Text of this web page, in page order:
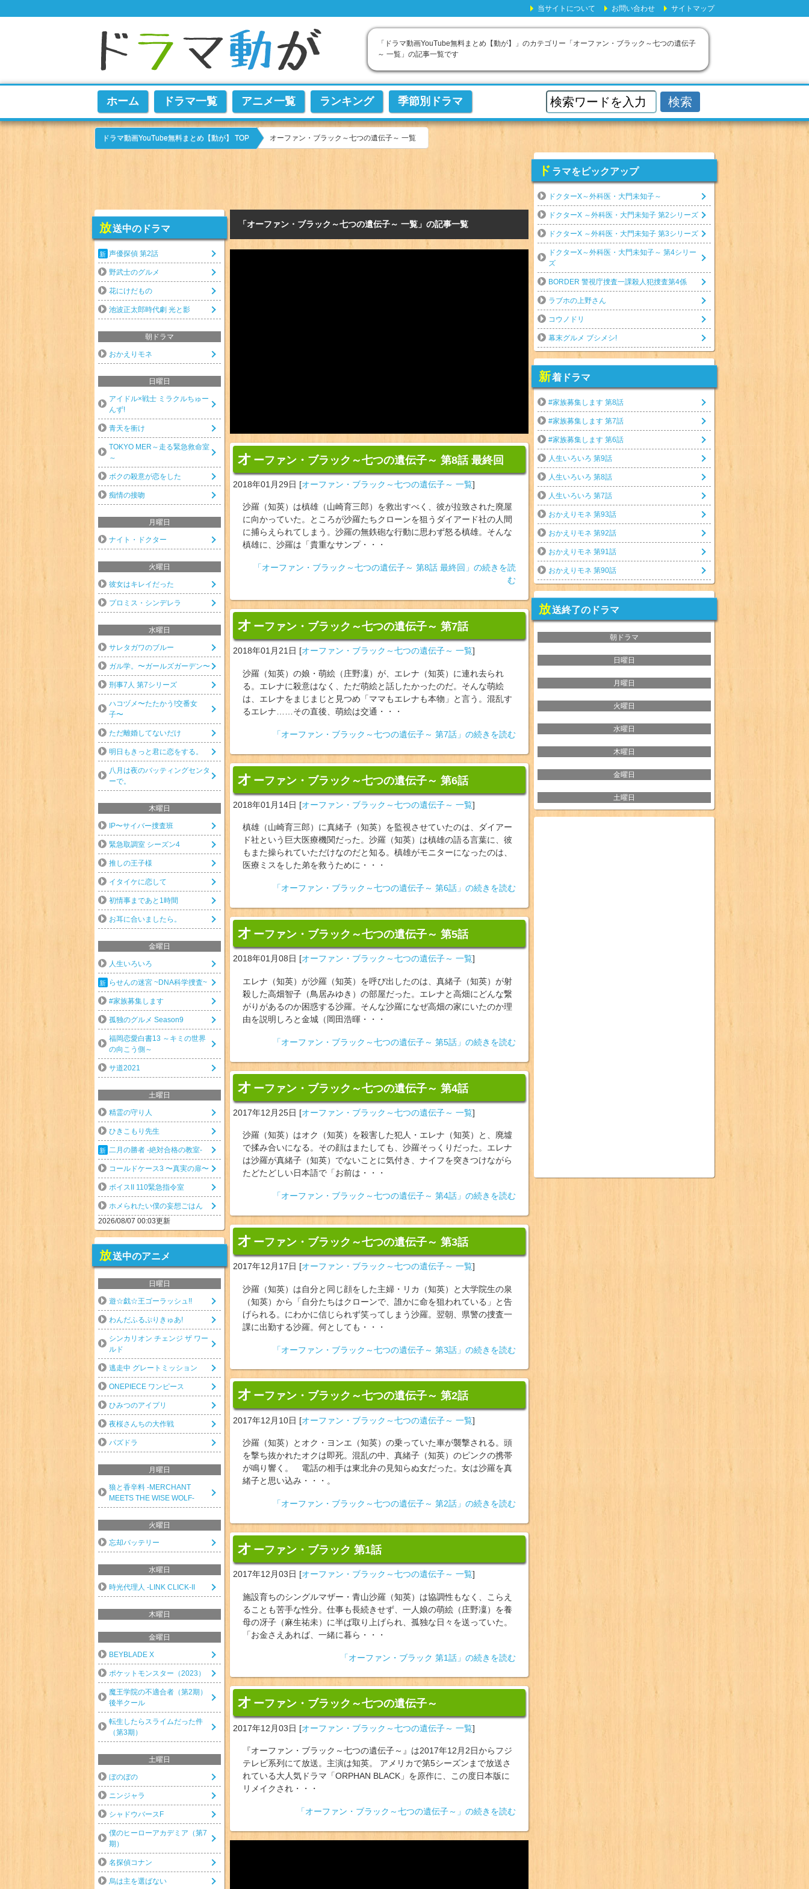
「ドラマ動画YouTube無料まとめ【動が】」のカテゴリー「オーファン・ブラック～七つの遺伝子
～ 一覧」の記事一覧です
ホーム ドラマ一覧 アニメ一覧 ランキング 季節別ドラマ
ドラマ動画YouTube無料まとめ【動が】 TOP オーファン・ブラック～七つの遺伝子～ 一覧
「オーファン・ブラック～七つの遺伝子～ 一覧」の記事一覧
オ ーファン・ブラック～七つの遺伝子～ 第8話 最終回
2018年01月29日 [オーファン・ブラック～七つの遺伝子～ 一覧]
沙羅（知英）は槙雄（山崎育三郎）を救出すべく、彼が拉致された廃屋
に向かっていた。ところが沙羅たちクローンを狙うダイアード社の人間
に捕らえられてしまう。沙羅の無鉄砲な行動に思わず怒る槙雄。そんな
槙雄に、沙羅は「貴重なサンプ・・・
「オーファン・ブラック～七つの遺伝子～ 第8話 最終回」の続きを読
む
オ ーファン・ブラック～七つの遺伝子～ 第7話
2018年01月21日 [オーファン・ブラック～七つの遺伝子～ 一覧]
沙羅（知英）の娘・萌絵（庄野凜）が、エレナ（知英）に連れ去られ
る。エレナに殺意はなく、ただ萌絵と話したかったのだ。そんな萌絵
は、エレナをまじまじと見つめ「ママもエレナも本物」と言う。混乱す
るエレナ……その直後、萌絵は交通・・・
「オーファン・ブラック～七つの遺伝子～ 第7話」の続きを読む
オ ーファン・ブラック～七つの遺伝子～ 第6話
2018年01月14日 [オーファン・ブラック～七つの遺伝子～ 一覧]
槙雄（山崎育三郎）に真緒子（知英）を監視させていたのは、ダイアー
ド社という巨大医療機関だった。沙羅（知英）は槙雄の語る言葉に、彼
もまた操られていただけなのだと知る。槙雄がモニターになったのは、
医療ミスをした弟を救うために・・・
「オーファン・ブラック～七つの遺伝子～ 第6話」の続きを読む
オ ーファン・ブラック～七つの遺伝子～ 第5話
2018年01月08日 [オーファン・ブラック～七つの遺伝子～ 一覧]
エレナ（知英）が沙羅（知英）を呼び出したのは、真緒子（知英）が射
殺した高畑智子（鳥居みゆき）の部屋だった。エレナと高畑にどんな繋
がりがあるのか困惑する沙羅。そんな沙羅になぜ高畑の家にいたのか理
由を説明しろと金城（岡田浩暉・・・
「オーファン・ブラック～七つの遺伝子～ 第5話」の続きを読む
オ ーファン・ブラック～七つの遺伝子～ 第4話
2017年12月25日 [オーファン・ブラック～七つの遺伝子～ 一覧]
沙羅（知英）はオク（知英）を殺害した犯人・エレナ（知英）と、廃墟
で揉み合いになる。その顔はまたしても、沙羅そっくりだった。エレナ
は沙羅が真緒子（知英）でないことに気付き、ナイフを突きつけながら
たどたどしい日本語で「お前は・・・
「オーファン・ブラック～七つの遺伝子～ 第4話」の続きを読む
オ ーファン・ブラック～七つの遺伝子～ 第3話
2017年12月17日 [オーファン・ブラック～七つの遺伝子～ 一覧]
沙羅（知英）は自分と同じ顔をした主婦・リカ（知英）と大学院生の泉
（知英）から「自分たちはクローンで、誰かに命を狙われている」と告
げられる。にわかに信じられず笑ってしまう沙羅。翌朝、県警の捜査一
課に出勤する沙羅。何としても・・・
「オーファン・ブラック～七つの遺伝子～ 第3話」の続きを読む
オ ーファン・ブラック～七つの遺伝子～ 第2話
2017年12月10日 [オーファン・ブラック～七つの遺伝子～ 一覧]
沙羅（知英）とオク・ヨンエ（知英）の乗っていた車が襲撃される。頭
を撃ち抜かれたオクは即死。混乱の中、真緒子（知英）のピンクの携帯
が鳴り響く。 電話の相手は東北弁の見知らぬ女だった。女は沙羅を真
緒子と思い込み・・・。
「オーファン・ブラック～七つの遺伝子～ 第2話」の続きを読む
オ ーファン・ブラック 第1話
2017年12月03日 [オーファン・ブラック～七つの遺伝子～ 一覧]
施設育ちのシングルマザー・青山沙羅（知英）は協調性もなく、こらえ
ることも苦手な性分。仕事も長続きせず、一人娘の萌絵（庄野凜）を養
母の冴子（麻生祐未）に半ば取り上げられ、孤独な日々を送っていた。
「お金さえあれば、一緒に暮ら・・・
「オーファン・ブラック 第1話」の続きを読む
オ ーファン・ブラック～七つの遺伝子～
2017年12月03日 [オーファン・ブラック～七つの遺伝子～ 一覧]
『オーファン・ブラック～七つの遺伝子～』は2017年12月2日からフジ
テレビ系列にて放送。主演は知英。 アメリカで第5シーズンまで放送さ
れている大人気ドラマ「ORPHAN BLACK」を原作に、この度日本版に
リメイクされ・・・
「オーファン・ブラック～七つの遺伝子～」の続きを読む
放送中のドラマ
声優探偵 第2話
野武士のグルメ
花にけだもの
池波正太郎時代劇 光と影
朝ドラマ
おかえりモネ
日曜日
アイドル×戦士 ミラクルちゅー
んず!
青天を衝け
TOKYO MER～走る緊急救命室
～
ボクの殺意が恋をした
痴情の接吻
月曜日
ナイト・ドクター
火曜日
彼女はキレイだった
プロミス・シンデレラ
水曜日
サレタガワのブルー
ガル学。〜ガールズガーデン〜
刑事7人 第7シリーズ
ハコヅメ〜たたかう!交番女
子〜
ただ離婚してないだけ
明日もきっと君に恋をする。
八月は夜のバッティングセンタ
ーで。
木曜日
IP〜サイバー捜査班
緊急取調室 シーズン4
推しの王子様
イタイケに恋して
初情事まであと1時間
お耳に合いましたら。
金曜日
人生いろいろ
らせんの迷宮 ~DNA科学捜査~
#家族募集します
孤独のグルメ Season9
福岡恋愛白書13 ～キミの世界
の向こう側～
サ道2021
土曜日
精霊の守り人
ひきこもり先生
二月の勝者 -絶対合格の教室-
コールドケース3 〜真実の扉〜
ボイスII 110緊急指令室
ホメられたい僕の妄想ごはん
2026/08/07 00:03更新
放送中のアニメ
日曜日
遊☆戯☆王ゴーラッシュ!!
わんだふるぷりきゅあ!
シンカリオン チェンジ ザ ワー
ルド
逃走中 グレートミッション
ONEPIECE ワンピース
ひみつのアイプリ
夜桜さんちの大作戦
パズドラ
月曜日
狼と香辛料 -MERCHANT
MEETS THE WISE WOLF-
火曜日
忘却バッテリー
水曜日
時光代理人 -LINK CLICK-II
木曜日
金曜日
BEYBLADE X
ポケットモンスター（2023）
魔王学院の不適合者（第2期）
後半クール
転生したらスライムだった件
（第3期）
土曜日
ぼのぼの
ニンジャラ
シャドウバースF
僕のヒーローアカデミア（第7
期）
名探偵コナン
烏は主を選ばない
ド ラマをピックアップ
ドクターX～外科医・大門未知子～
ドクターX ～外科医・大門未知子 第2シリーズ
ドクターX ～外科医・大門未知子 第3シリーズ
ドクターX～外科医・大門未知子～ 第4シリー
ズ
BORDER 警視庁捜査一課殺人犯捜査第4係
ラブホの上野さん
コウノドリ
幕末グルメ ブシメシ!
新着ドラマ
#家族募集します 第8話
#家族募集します 第7話
#家族募集します 第6話
人生いろいろ 第9話
人生いろいろ 第8話
人生いろいろ 第7話
おかえりモネ 第93話
おかえりモネ 第92話
おかえりモネ 第91話
おかえりモネ 第90話
放送終了のドラマ
朝ドラマ
日曜日
月曜日
火曜日
水曜日
木曜日
金曜日
土曜日
当サイトについて お問い合わせ サイトマップ